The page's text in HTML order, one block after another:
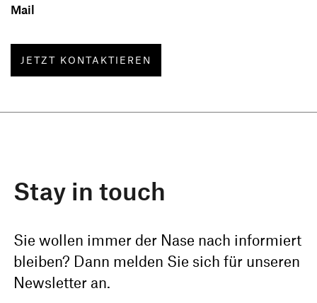
Mail
JETZT KONTAKTIEREN
Stay in touch
Sie wollen immer der Nase nach informiert
bleiben? Dann melden Sie sich für unseren
Newsletter an.